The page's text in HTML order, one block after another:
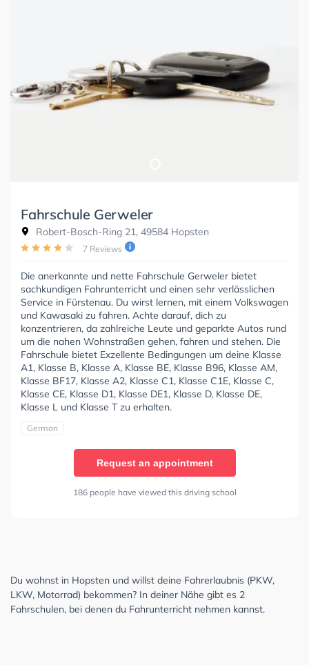
Fahrschule Gerweler
Robert-Bosch-Ring 21, 49584 Hopsten
7 Reviews
Die anerkannte und nette Fahrschule Gerweler bietet
sachkundigen Fahrunterricht und einen sehr verlässlichen
Service in Fürstenau. Du wirst lernen, mit einem Volkswagen
und Kawasaki zu fahren. Achte darauf, dich zu
konzentrieren, da zahlreiche Leute und geparkte Autos rund
um die nahen Wohnstraßen gehen, fahren und stehen. Die
Fahrschule bietet Exzellente Bedingungen um deine Klasse
A1, Klasse B, Klasse A, Klasse BE, Klasse B96, Klasse AM,
Klasse BF17, Klasse A2, Klasse C1, Klasse C1E, Klasse C,
Klasse CE, Klasse D1, Klasse DE1, Klasse D, Klasse DE,
Klasse L und Klasse T zu erhalten.
German
Request an appointment
186 people have viewed this driving school
Du wohnst in Hopsten und willst deine Fahrerlaubnis (PKW,
LKW, Motorrad) bekommen? In deiner Nähe gibt es 2
Fahrschulen, bei denen du Fahrunterricht nehmen kannst.